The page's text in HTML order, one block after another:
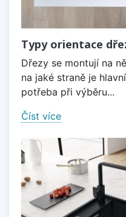
Typy orientace
Dřezy se montují na
na jaké straně je
potřeba při výběru...
Číst více